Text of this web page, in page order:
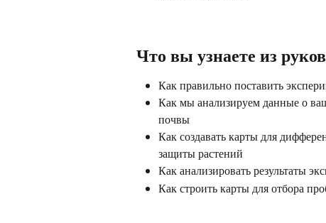
Что вы узнаете из
Как правильно поставить
Как мы анализируем данные о
почвы
Как создавать карты для
защиты растений
Как анализировать результаты
Как строить карты для отбора